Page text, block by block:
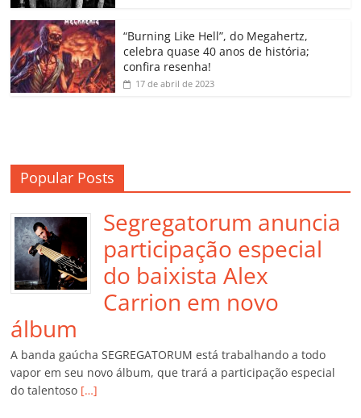
o
m
“Burning Like Hell”, do Megahertz,
celebra quase 40 anos de história;
confira resenha!
17 de abril de 2023
Popular Posts
Segregatorum anuncia
participação especial
do baixista Alex
Carrion em novo
álbum
A banda gaúcha SEGREGATORUM está trabalhando a todo
vapor em seu novo álbum, que trará a participação especial
do talentoso […]